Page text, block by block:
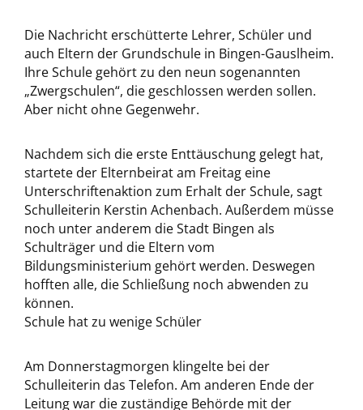
Die Nachricht erschütterte Lehrer, Schüler und
auch Eltern der Grundschule in Bingen-Gauslheim.
Ihre Schule gehört zu den neun sogenannten
„Zwergschulen“, die geschlossen werden sollen.
Aber nicht ohne Gegenwehr.
Nachdem sich die erste Enttäuschung gelegt hat,
startete der Elternbeirat am Freitag eine
Unterschriftenaktion zum Erhalt der Schule, sagt
Schulleiterin Kerstin Achenbach. Außerdem müsse
noch unter anderem die Stadt Bingen als
Schulträger und die Eltern vom
Bildungsministerium gehört werden. Deswegen
hofften alle, die Schließung noch abwenden zu
können.
Schule hat zu wenige Schüler
Am Donnerstagmorgen klingelte bei der
Schulleiterin das Telefon. Am anderen Ende der
Leitung war die zuständige Behörde mit der